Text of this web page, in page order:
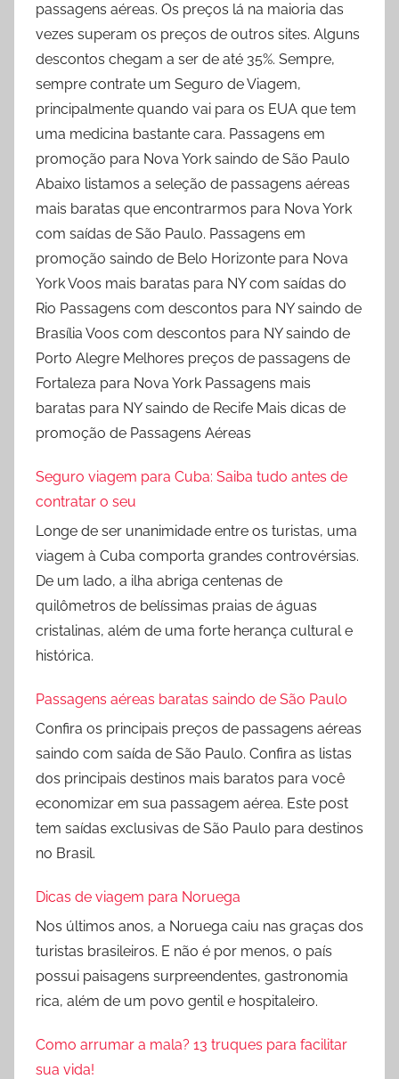
passagens aéreas. Os preços lá na maioria das
vezes superam os preços de outros sites. Alguns
descontos chegam a ser de até 35%. Sempre,
sempre contrate um Seguro de Viagem,
principalmente quando vai para os EUA que tem
uma medicina bastante cara. Passagens em
promoção para Nova York saindo de São Paulo
Abaixo listamos a seleção de passagens aéreas
mais baratas que encontrarmos para Nova York
com saídas de São Paulo. Passagens em
promoção saindo de Belo Horizonte para Nova
York Voos mais baratas para NY com saídas do
Rio Passagens com descontos para NY saindo de
Brasília Voos com descontos para NY saindo de
Porto Alegre Melhores preços de passagens de
Fortaleza para Nova York Passagens mais
baratas para NY saindo de Recife Mais dicas de
promoção de Passagens Aéreas
Seguro viagem para Cuba: Saiba tudo antes de
contratar o seu
Longe de ser unanimidade entre os turistas, uma
viagem à Cuba comporta grandes controvérsias.
De um lado, a ilha abriga centenas de
quilômetros de belíssimas praias de águas
cristalinas, além de uma forte herança cultural e
histórica.
Passagens aéreas baratas saindo de São Paulo
Confira os principais preços de passagens aéreas
saindo com saída de São Paulo. Confira as listas
dos principais destinos mais baratos para você
economizar em sua passagem aérea. Este post
tem saídas exclusivas de São Paulo para destinos
no Brasil.
Dicas de viagem para Noruega
Nos últimos anos, a Noruega caiu nas graças dos
turistas brasileiros. E não é por menos, o país
possui paisagens surpreendentes, gastronomia
rica, além de um povo gentil e hospitaleiro.
Como arrumar a mala? 13 truques para facilitar
sua vida!